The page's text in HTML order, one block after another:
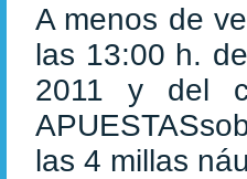
A menos de
las 13:00 h.
2011 y del
las 4 millas